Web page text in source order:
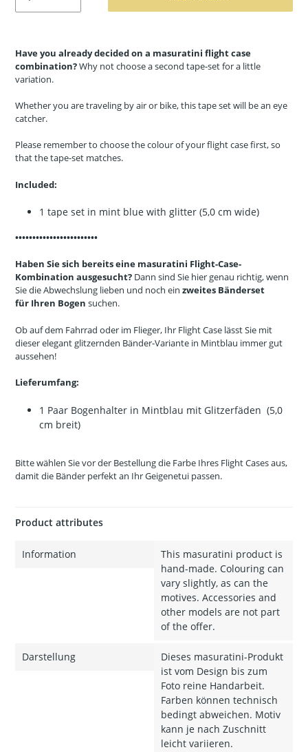
Have you already decided on a masuratini flight case
combination?Why not choose a second tape-set for a little
variation.
Whether you are traveling by air or bike, this tape set will be an eye
catcher.
Please remember to choose the colour of your flight case first, so
that the tape-set matches.
Included:
1 tape set in mint blue with glitter (5,0 cm wide)
••••••••••••••••••••••••
Haben Sie sich bereits eine masuratini Flight-Case-
Kombination ausgesucht? Dann sind Sie hier genau richtig, wenn
Sie die Abwechslung lieben und noch ein zweites Bänderset
für Ihren Bogen suchen.
Ob auf dem Fahrrad oder im Flieger, Ihr Flight Case lässt Sie mit
dieser elegant glitzernden Bänder-Variante in Mintblau immer gut
aussehen!
Lieferumfang:
1 Paar Bogenhalter in Mintblau mit Glitzerfäden (5,0
cm breit)
Bitte wählen Sie vor der Bestellung die Farbe Ihres Flight Cases aus,
damit die Bänder perfekt an Ihr Geigenetui passen.
Product attributes
Information
This masuratini product is
hand-made. Colouring can
vary slightly, as can the
motives. Accessories and
other models are not part
of the offer.
Darstellung
Dieses masuratini-Produkt
ist vom Design bis zum
Foto reine Handarbeit.
Farben können technisch
bedingt abweichen. Motiv
kann je nach Zuschnitt
leicht variieren.